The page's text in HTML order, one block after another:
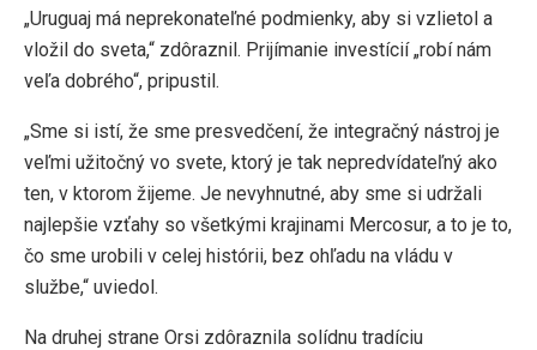
„Uruguaj má neprekonateľné podmienky, aby si vzlietol a
vložil do sveta,“ zdôraznil. Prijímanie investícií „robí nám
veľa dobrého“, pripustil.
„Sme si istí, že sme presvedčení, že integračný nástroj je
veľmi užitočný vo svete, ktorý je tak nepredvídateľný ako
ten, v ktorom žijeme. Je nevyhnutné, aby sme si udržali
najlepšie vzťahy so všetkými krajinami Mercosur, a to je to,
čo sme urobili v celej histórii, bez ohľadu na vládu v
službe,“ uviedol.
Na druhej strane Orsi zdôraznila solídnu tradíciu